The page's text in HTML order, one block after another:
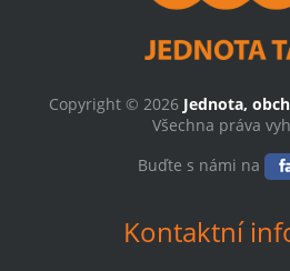
Copyright © 2026 Jednota,
Všechna práva
Buďte s námi na
Kontaktní